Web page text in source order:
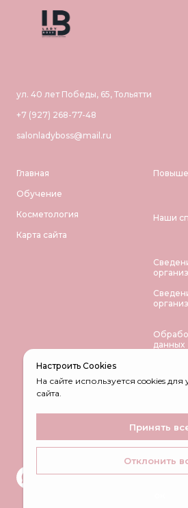
ул. 40 лет Победы, 65, Тольятти
+7 (927) 268-77-48
salonladyboss@mail.ru
Главная
Обучение
Косметология
Карта сайта
Наши
данных
Отчет
Настроить Сookies
На сайте используется cookies
сайта.
Принять
Отклонить